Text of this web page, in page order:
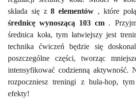
składa się z8 elementów , które
średnicę wynoszącą 103 cm .
średnica koła, tym łatwiejszy jest
technika ćwiczeń będzie się
poszczególne części, tworząc
intensyfikować codzienną aktywność.
rozpoczniesz treningi z hula-hop,
efekty!